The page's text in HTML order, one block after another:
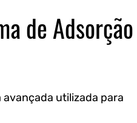
de Adsorção
avançada utilizada para